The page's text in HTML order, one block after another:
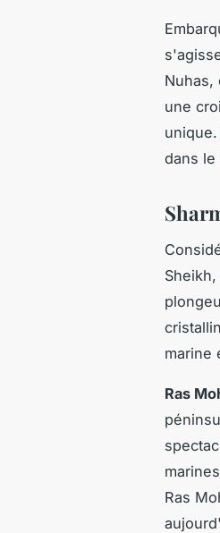
Nuhas,
une
dans le
marine
Ras
Ras